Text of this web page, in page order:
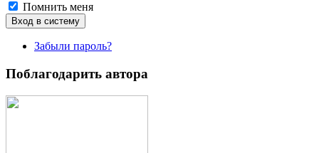
Помнить меня
Забыли пароль?
Поблагодарить автора